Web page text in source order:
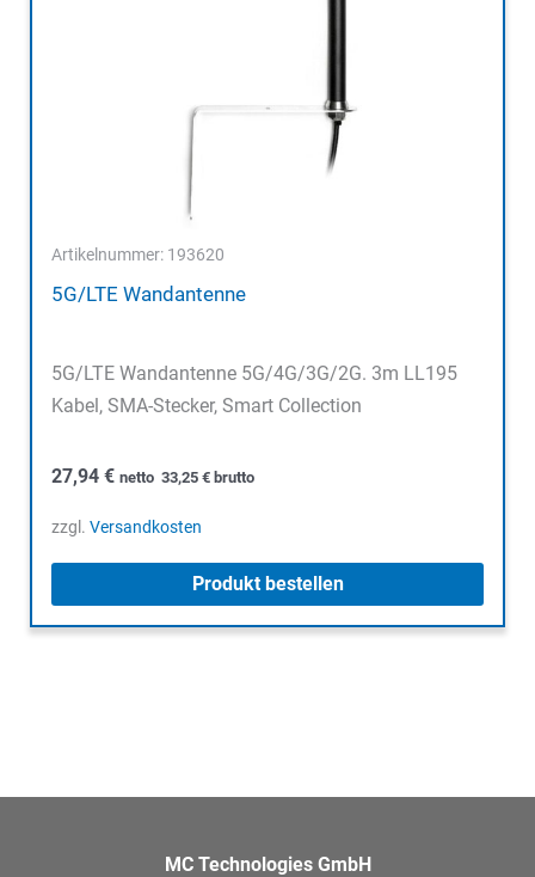
Artikelnummer: 193620
5G/LTE Wandantenne
5G/LTE Wandantenne 5G/4G/3G/2G. 3m LL195
Kabel, SMA-Stecker, Smart Collection
27,94 € netto 33,25 €brutto
zzgl. Versandkosten
Produkt bestellen
MC Technologies GmbH